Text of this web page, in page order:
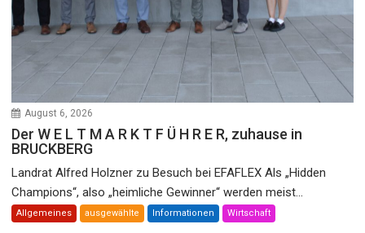
August 6, 2026
Der W E L T M A R K T F Ü H R E R, zuhause in
BRUCKBERG
Landrat Alfred Holzner zu Besuch bei EFAFLEX Als „Hidden
Champions“, also „heimliche Gewinner“ werden meist...
Allgemeines ausgewählte Informationen Wirtschaft